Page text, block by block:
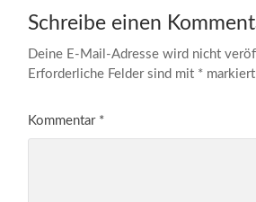
Schreibe einen
Deine E-Mail-Adresse wird nicht
Erforderliche Felder sind mit * markiert
Kommentar *